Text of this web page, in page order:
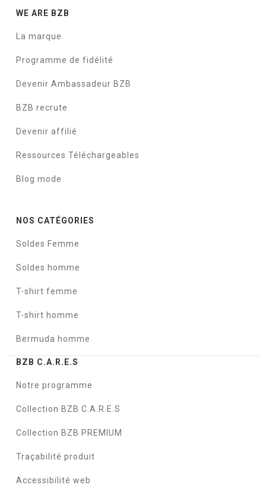
WE ARE BZB
La marque
Programme de fidélité
Devenir Ambassadeur BZB
BZB recrute
Devenir affilié
Ressources Téléchargeables
Blog mode
NOS CATÉGORIES
Soldes Femme
Soldes homme
T-shirt femme
T-shirt homme
Bermuda homme
BZB C.A.R.E.S
Notre programme
Collection BZB C.A.R.E.S
Collection BZB PREMIUM
Traçabilité produit
Accessibilité web